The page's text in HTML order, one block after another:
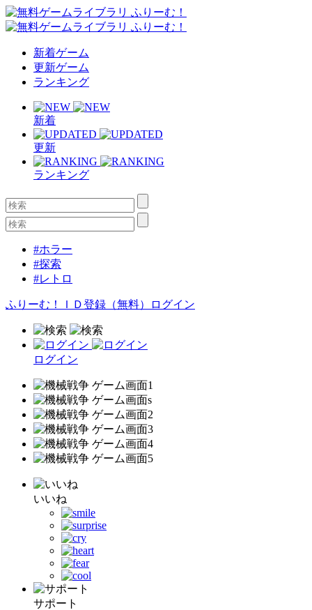
新着ゲーム
更新ゲーム
ランキング
新着
更新
ランキング
#ホラー
#探索
#レトロ
ふりーむ！ＩＤ登録（無料） ログイン
ログイン
いいね
サポート